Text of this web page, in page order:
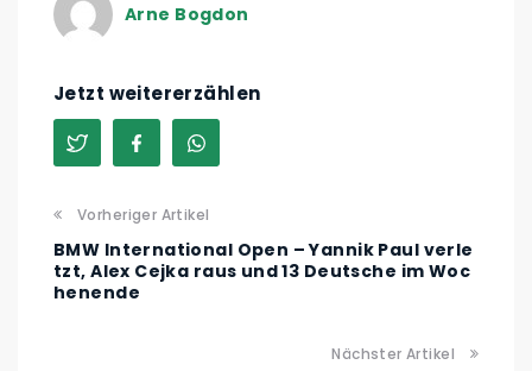
Arne Bogdon
Jetzt weitererzählen
Vorheriger Artikel
BMW International Open – Yannik Paul verle
tzt, Alex Cejka raus und 13 Deutsche im Woc
henende
Nächster Artikel